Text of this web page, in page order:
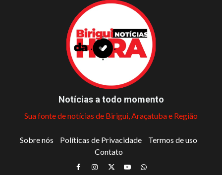
Notícias a todo momento
Sua fonte de notícias de Birigui, Araçatuba e Região
Sobre nós Políticas de Privacidade
Termos de uso
Contato
Facebook
Instagram
TwitterYoutubeWhatsapp